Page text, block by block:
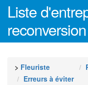
Liste
> Fleuriste
Erreurs à éviter